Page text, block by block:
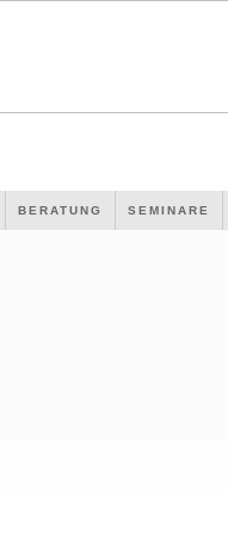
BERATUNG SEMINARE